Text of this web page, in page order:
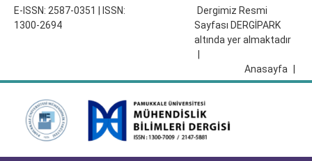
E-ISSN: 2587-0351 | ISSN:
1300-2694
Dergimiz Resmi
Sayfası DERGİPARK
altında yer almaktadır
Anasayfa